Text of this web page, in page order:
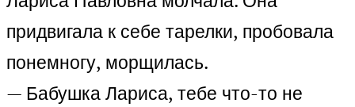
придвигала к себе тарелки, пробовала
понемногу, морщилась.
— Бабушка Лариса, тебе что-то не